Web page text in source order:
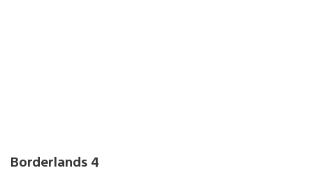
Borderlands 4